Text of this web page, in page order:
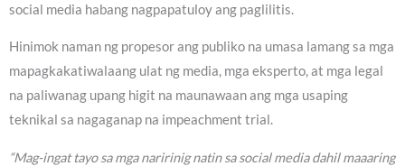
social media habang nagpapatuloy ang paglilitis.
Hinimok naman ng propesor ang publiko na umasa lamang sa mga
mapagkakatiwalaang ulat ng media, mga eksperto, at mga legal
na paliwanag upang higit na maunawaan ang mga usaping
teknikal sa nagaganap na impeachment trial.
“Mag-ingat tayo sa mga naririnig natin sa social media dahil maaaring